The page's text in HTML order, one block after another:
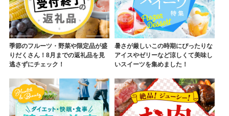
季節のフルーツ・野菜や限定品が盛
りだくさん！8月までの返礼品を見
逃さずにチェック！
暑さが厳しいこの時期にぴったりな
アイスやゼリーなど涼しくて美味し
いスイーツを集めました！